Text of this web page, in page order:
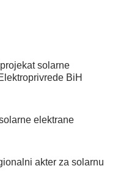
solarne
BiH
elektrane
akter za solarnu